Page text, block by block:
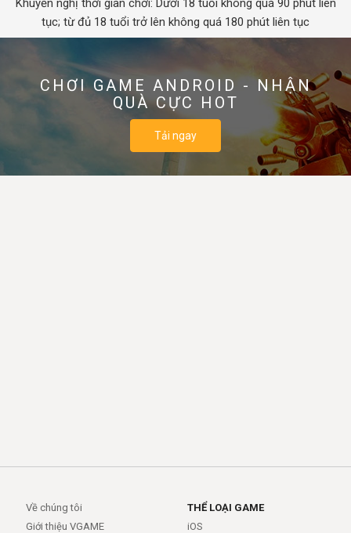
Khuyến nghị thời gian chơi: Dưới 18 tuổi không quá 90 phút liên
tục; từ đủ 18 tuổi trở lên không quá 180 phút liên tục
CHƠI GAME ANDROID - NHẬN
QUÀ CỰC HOT
Tải ngay
Về chúng tôi
Giới thiệu VGAME
THỂ LOẠI GAME
iOS